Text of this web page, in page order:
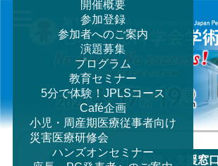
MENU
開催概要
参加登録
参加者へのご案内
演題募集
プログラム
教育セミナー
5分で体験！JPLSコース
Café企画
小児・周産期医療従事者向け
災害医療研修会
ハンズオンセミナー
臨床研究相談・支援窓口